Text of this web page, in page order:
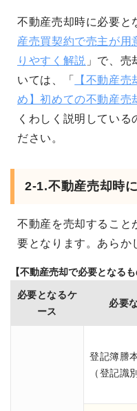
不動産売却時に必要と
産売買契約で売主が用
りやすく解説 」で、売
いては、「
【不動産
め】初めての不動産売
くわしく説明している
ださい。
2-1.不動産売却時
不動産を売却すること
要となります。あらか
【不動産売却で必要となる
必要となるケ
ース
必要
登記簿謄
（登記識